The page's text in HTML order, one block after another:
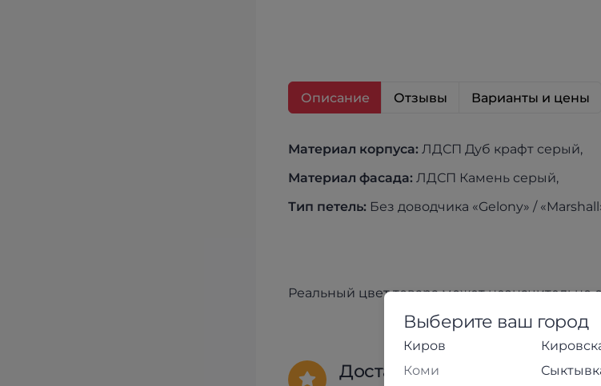
Описание Отзывы Варианты и цены
Материал корпуса: ЛДСП Дуб крафт серый,
Материал фасада: ЛДСП Камень серый,
Тип петель: Без доводчика «Gelony» /
Реальный цвет товара может незначительно
Доставка
Выберите ваш город
Киров
Коми